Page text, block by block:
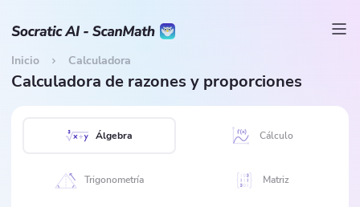
Inicio Calculadora
Calculadora de razones y proporciones
Álgebra Cálculo
Trigonometría Matriz